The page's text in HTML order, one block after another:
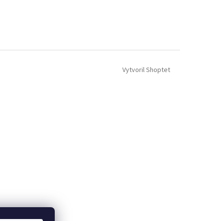
Vytvoril Shoptet